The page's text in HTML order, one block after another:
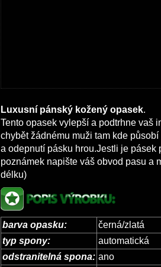
Luxusní pánský kožený opasek.
Tento opasek vylepší a podtrhne vaš
chybět žádnému muži tam kde
a odepnutí pásku hrou.Jestli je
poznámek napište váš obvod pasu a
délku)
barva opasku:
černá/zlatá
typ spony:
automatická
odstranitelná spona: ano